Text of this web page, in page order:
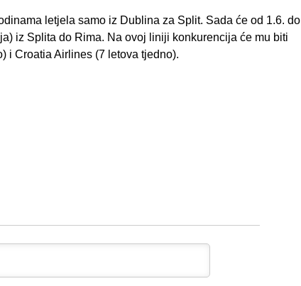
letjela samo iz Dublina za Split. Sada će od 1.6. do
iz Splita do Rima. Na ovoj liniji konkurencija će mu biti
i Croatia Airlines (7 letova tjedno).